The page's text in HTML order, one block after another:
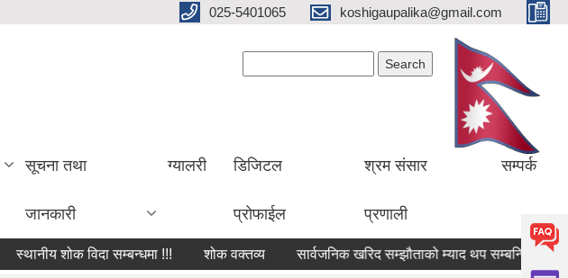
025-5401065 koshigaupalika@gmail.com
सूचना तथा
जानकारी
ग्यालरी डिजिटल
प्रोफाईल
श्रम संसार
प्रणाली
सम्पर्क
स्थानीय शोक विदा सम्बन्धमा !!! शोक वक्तव्य सार्वजनिक खरिद सम्झौताको म्याद थप सम्बन्धि अत्यन्त